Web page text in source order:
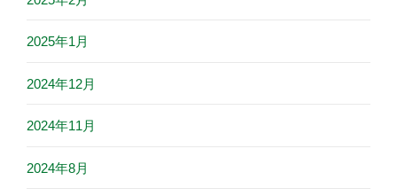
2025年1月
2024年12月
2024年11月
2024年8月